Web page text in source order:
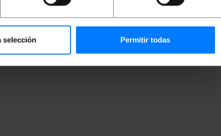
selección Permitir todas
en het bereik van het draadloze signaal te verbeteren.